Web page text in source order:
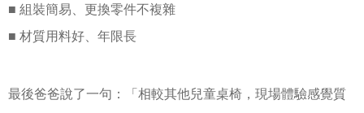
■ 組裝簡易、更換零件不複雜
■ 材質用料好、年限長
最後爸爸說了一句：「相較其他兒童桌椅，現場體驗感覺質